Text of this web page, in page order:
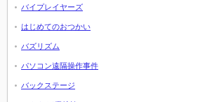
バイプレイヤーズ
はじめてのおつかい
バズリズム
パソコン遠隔操作事件
バックステージ